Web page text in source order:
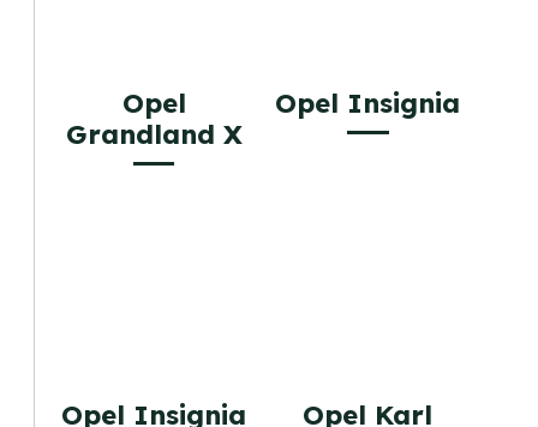
Opel
Grandland X
Opel Insignia
Opel Insignia
Opel Karl